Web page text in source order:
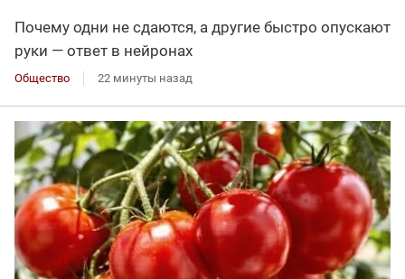
Почему одни не сдаются, а другие быстро опускают
руки — ответ в нейронах
Общество 22 минуты назад